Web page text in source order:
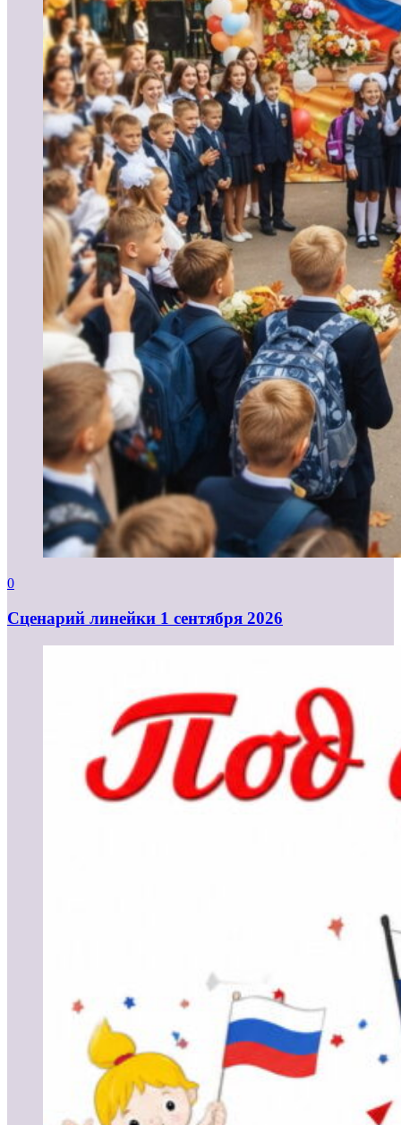
0
Cценарий линейки 1 сентября 2026